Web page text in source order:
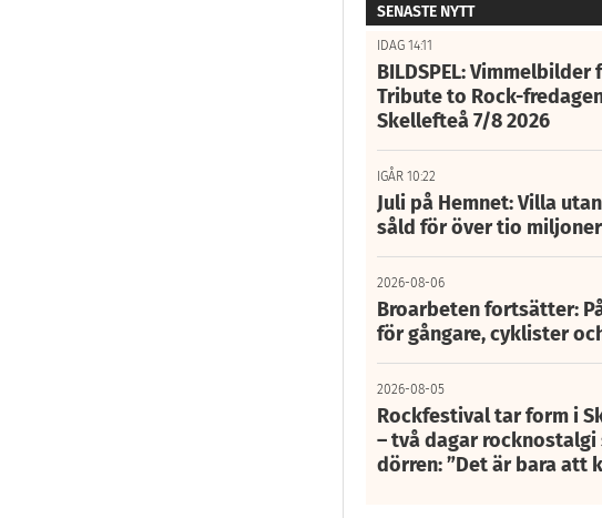
SENASTE NYTT
IDAG 14:11
BILDSPEL: Vimmelbilder
Tribute to Rock-
Skellefteå 7/8 2026
IGÅR 10:22
Juli på Hemnet: Villa
såld för över tio
2026-08-06
Broarbeten fortsätter:
för gångare, cyklister
2026-08-05
Rockfestival tar form i
– två dagar
dörren: ”Det är bara att